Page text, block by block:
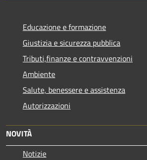
Educazione e formazione
Giustizia e sicurezza pubblica
Tributi,finanze e contravvenzioni
Ambiente
Salute, benessere e assistenza
Autorizzazioni
NOVITÀ
Notizie